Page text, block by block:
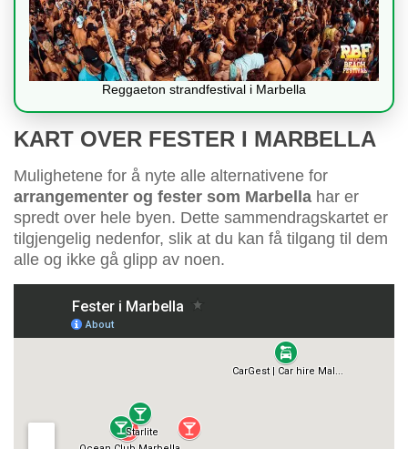
Reggaeton strandfestival i Marbella
KART OVER FESTER I MARBELLA
Mulighetene for å nyte alle alternativene for
arrangementer og fester som Marbella har er
spredt over hele byen. Dette sammendragskartet er
tilgjengelig nedenfor, slik at du kan få tilgang til dem
alle og ikke gå glipp av noen.